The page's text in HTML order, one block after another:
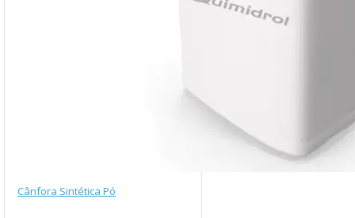
Cânfora Sintética Pó